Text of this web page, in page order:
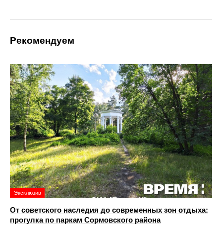
Рекомендуем
Эксклюзив
От советского наследия до современных зон отдыха:
прогулка по паркам Сормовского района